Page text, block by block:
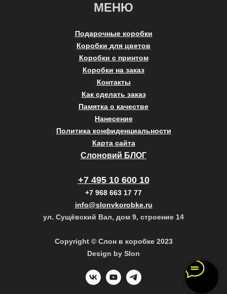
МЕНЮ
Подарочные коробки
Коробки для цветов
Коробки с принтом
Коробки на заказ
Контакты
Как сделать заказ
Памятка о качестве
Нанесение
Политика конфиденциальности
Карта сайта
Слоновий БЛОГ
+7 495 10 600 10
+7 968 663 17 77
info@slonvkorobke.ru
ул. Сущёвский Вал, дом 9, строение 14
Copyright © Слон в коробке 2023
Design by Slon